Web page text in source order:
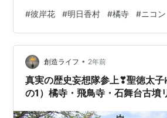
#彼岸花 #明日香村 #橘寺 #ニコ
創造ライフ • 2年前
真実の歴史妄想隊参上❣聖徳太子
の1）橘寺・飛鳥寺・石舞台古墳